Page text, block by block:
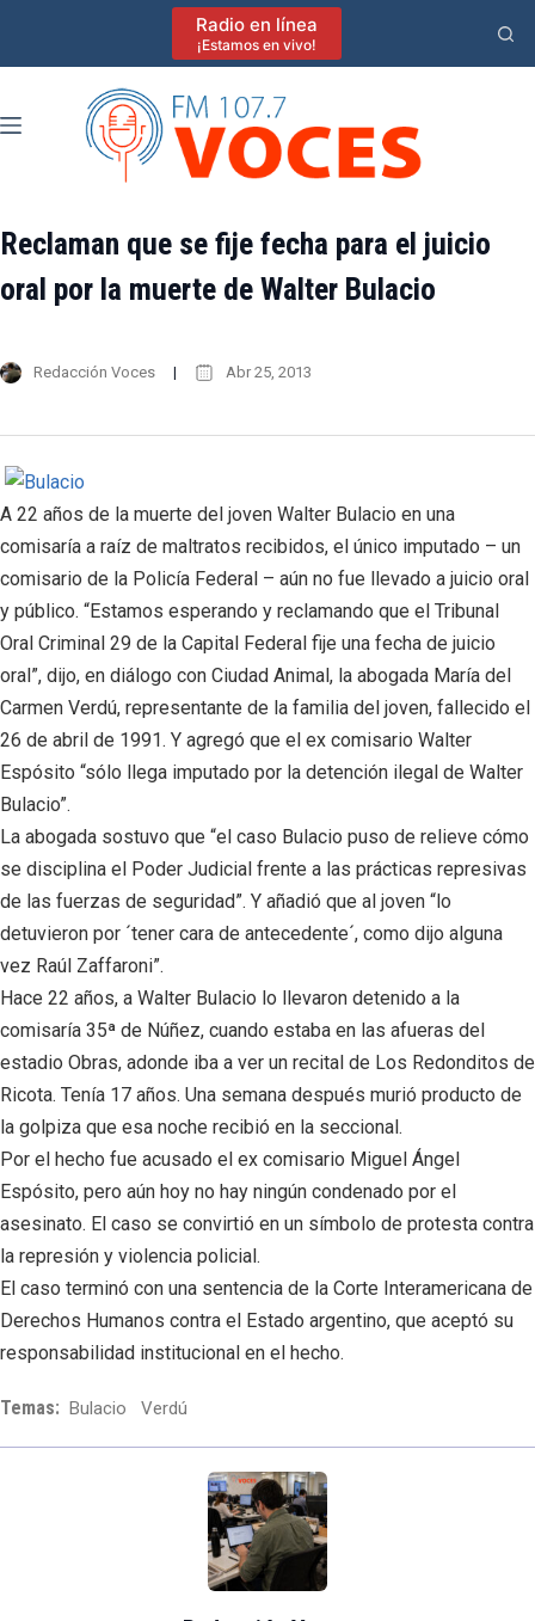
Radio en línea
¡Estamos en vivo!
Reclaman que se fije fecha para el juicio
oral por la muerte de Walter Bulacio
Redacción Voces Abr 25, 2013
A 22 años de la muerte del joven Walter Bulacio en una
comisaría a raíz de maltratos recibidos, el único imputado – un
comisario de la Policía Federal – aún no fue llevado a juicio oral
y público. “Estamos esperando y reclamando que el Tribunal
Oral Criminal 29 de la Capital Federal fije una fecha de juicio
oral”, dijo, en diálogo con Ciudad Animal, la abogada María del
Carmen Verdú, representante de la familia del joven, fallecido el
26 de abril de 1991. Y agregó que el ex comisario Walter
Espósito “sólo llega imputado por la detención ilegal de Walter
Bulacio”.
La abogada sostuvo que “el caso Bulacio puso de relieve cómo
se disciplina el Poder Judicial frente a las prácticas represivas
de las fuerzas de seguridad”. Y añadió que al joven “lo
detuvieron por ´tener cara de antecedente´, como dijo alguna
vez Raúl Zaffaroni”.
Hace 22 años, a Walter Bulacio lo llevaron detenido a la
comisaría 35ª de Núñez, cuando estaba en las afueras del
estadio Obras, adonde iba a ver un recital de Los Redonditos de
Ricota. Tenía 17 años. Una semana después murió producto de
la golpiza que esa noche recibió en la seccional.
Por el hecho fue acusado el ex comisario Miguel Ángel
Espósito, pero aún hoy no hay ningún condenado por el
asesinato. El caso se convirtió en un símbolo de protesta contra
la represión y violencia policial.
El caso terminó con una sentencia de la Corte Interamericana de
Derechos Humanos contra el Estado argentino, que aceptó su
responsabilidad institucional en el hecho.
Temas: Bulacio Verdú